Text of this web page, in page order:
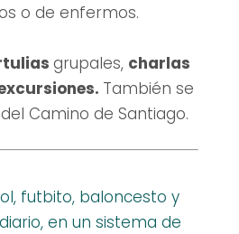
o de enfermos.
grupales, charlas
También se
Camino de Santiago.
futbito, baloncesto y
en un sistema de